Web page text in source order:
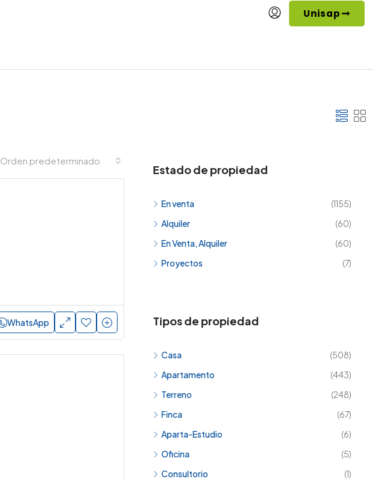
Unisap
Orden predeterminado
WhatsApp
Estado de propiedad
En venta
(1155)
Alquiler
(60)
En Venta, Alquiler
(60)
Proyectos
(7)
Tipos de propiedad
Casa
(508)
Apartamento
(443)
Terreno
(248)
Finca
(67)
Aparta-Estudio
(6)
Oficina
(5)
Consultorio
(1)